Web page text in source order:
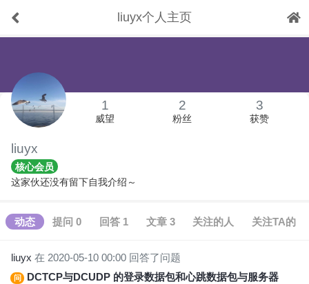
liuyx个人主页
下拉刷新
1
威望
2
粉丝
3
获赞
liuyx
核心会员
这家伙还没有留下自我介绍～
动态 提问 0 回答 1 文章 3 关注的人 关注TA的
liuyx 在 2020-05-10 00:00 回答了问题
问 DCTCP与DCUDP 的登录数据包和心跳数据包与服务器端是如何交互的？